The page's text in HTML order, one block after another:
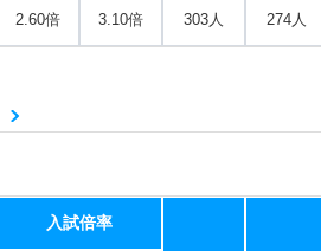
2.60倍 3.10倍 303人 274人
入試倍率